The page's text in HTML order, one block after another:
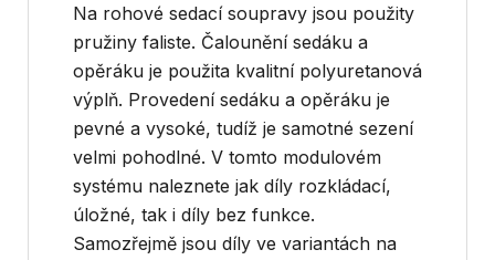
Na rohové sedací soupravy jsou použity
pružiny faliste. Čalounění sedáku a
opěráku je použita kvalitní polyuretanová
výplň. Provedení sedáku a opěráku je
pevné a vysoké, tudíž je samotné sezení
velmi pohodlné. V tomto modulovém
systému naleznete jak díly rozkládací,
úložné, tak i díly bez funkce.
Samozřejmě jsou díly ve variantách na